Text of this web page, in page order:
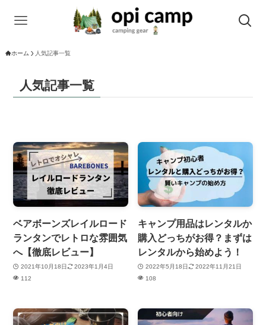
ホーム 人気記事一覧
人気記事一覧
ベアボーンズレイルロード
ランタンでレトロな雰囲気
へ【徹底レビュー】
2021年10月18日
2023年1月4日
112
キャンプ用品はレンタルか
購入どっちがお得？まずは
レンタルから始めよう！
2022年5月18日
2022年11月21日
108